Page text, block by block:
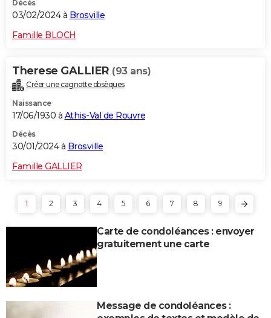
Décès
03/02/2024 à Brosville
Famille BLOCH
Therese GALLIER (93 ans)
Créer une cagnotte obsèques
Naissance
17/06/1930 à Athis-Val de Rouvre
Décès
30/01/2024 à Brosville
Famille GALLIER
1 2 3 4 5 6 7 8 9
Carte de condoléances : envoyer
gratuitement une carte
Message de condoléances :